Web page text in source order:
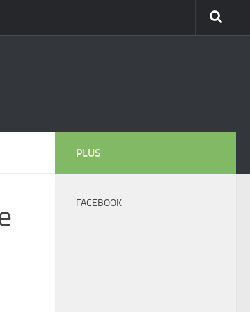
PLUS
FACEBOOK